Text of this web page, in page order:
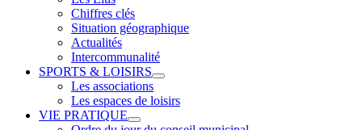
Chiffres clés
Situation géographique
Actualités
Intercommunalité
SPORTS & LOISIRS
Les associations
Les espaces de loisirs
VIE PRATIQUE